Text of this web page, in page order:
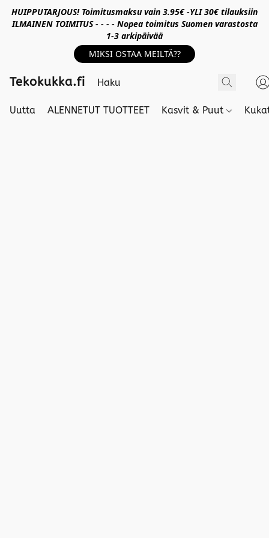
HUIPPUTARJOUS! Toimitusmaksu vain 3.95€ -YLI 30€ tilauksiin
ILMAINEN TOIMITUS - - - - Nopea toimitus Suomen varastosta
1-3 arkipäivää
MIKSI OSTAA MEILTÄ??
Tekokukka.fi
Uutta ALENNETUT TUOTTEET Kasvit & Puut